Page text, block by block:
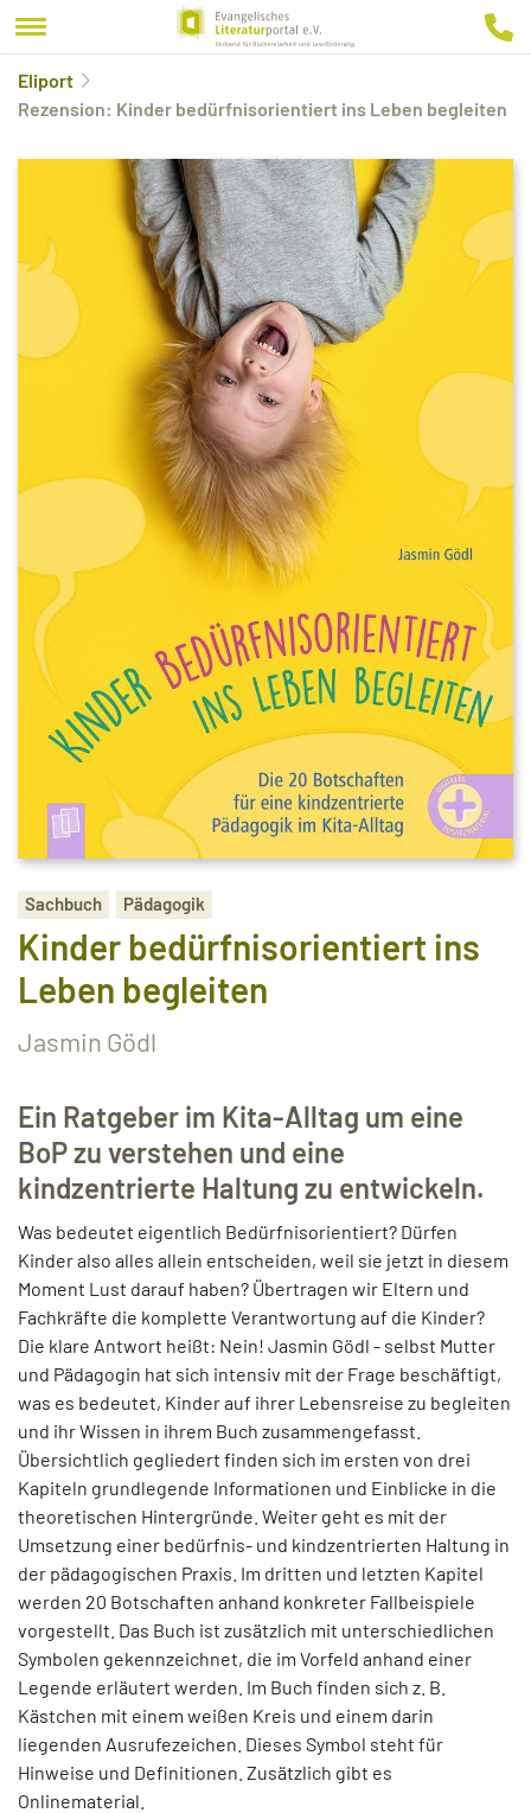
Eliport
Rezension: Kinder bedürfnisorientiert ins Leben begleiten
Sachbuch Pädagogik
Kinder bedürfnisorientiert ins
Leben begleiten
Jasmin Gödl
Ein Ratgeber im Kita-Alltag um eine
BoP zu verstehen und eine
kindzentrierte Haltung zu entwickeln.
Was bedeutet eigentlich Bedürfnisorientiert? Dürfen
Kinder also alles allein entscheiden, weil sie jetzt in diesem
Moment Lust darauf haben? Übertragen wir Eltern und
Fachkräfte die komplette Verantwortung auf die Kinder?
Die klare Antwort heißt: Nein! Jasmin Gödl - selbst Mutter
und Pädagogin hat sich intensiv mit der Frage beschäftigt,
was es bedeutet, Kinder auf ihrer Lebensreise zu begleiten
und ihr Wissen in ihrem Buch zusammengefasst.
Übersichtlich gegliedert finden sich im ersten von drei
Kapiteln grundlegende Informationen und Einblicke in die
theoretischen Hintergründe. Weiter geht es mit der
Umsetzung einer bedürfnis- und kindzentrierten Haltung in
der pädagogischen Praxis. Im dritten und letzten Kapitel
werden 20 Botschaften anhand konkreter Fallbeispiele
vorgestellt. Das Buch ist zusätzlich mit unterschiedlichen
Symbolen gekennzeichnet, die im Vorfeld anhand einer
Legende erläutert werden. Im Buch finden sich z. B.
Kästchen mit einem weißen Kreis und einem darin
liegenden Ausrufezeichen. Dieses Symbol steht für
Hinweise und Definitionen. Zusätzlich gibt es
Onlinematerial.